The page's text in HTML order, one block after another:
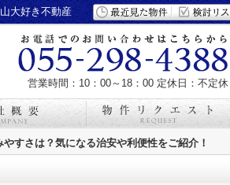
大好き不動産
営業時間：10：00～18：00 定休日：不定休
すさは？気になる治安や利便性をご紹介！